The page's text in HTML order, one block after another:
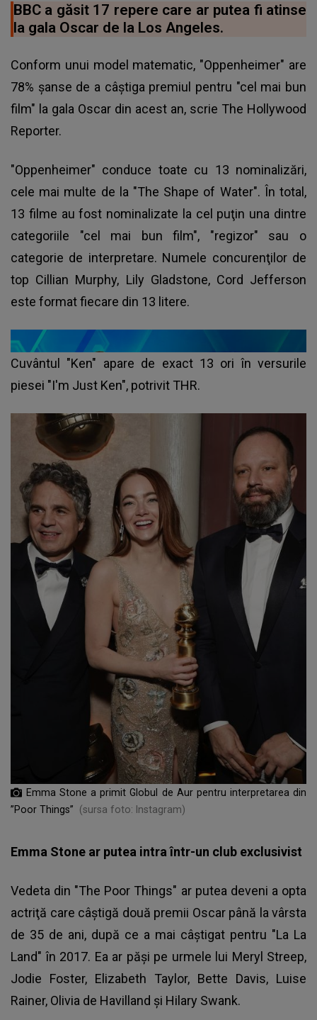
BBC a găsit 17 repere care ar putea fi atinse
la gala Oscar de la Los Angeles.
Conform unui model matematic, "Oppenheimer" are
78% şanse de a câştiga premiul pentru "cel mai bun
film" la gala Oscar din acest an, scrie The Hollywood
Reporter.
"Oppenheimer" conduce toate cu 13 nominalizări,
cele mai multe de la "The Shape of Water". În total,
13 filme au fost nominalizate la cel puţin una dintre
categoriile "cel mai bun film", "regizor" sau o
categorie de interpretare. Numele concurenţilor de
top Cillian Murphy, Lily Gladstone, Cord Jefferson
este format fiecare din 13 litere.
Cuvântul "Ken" apare de exact 13 ori în versurile
piesei "I'm Just Ken", potrivit THR.
Emma Stone a primit Globul de Aur pentru interpretarea din
”Poor Things”
(sursa foto: Instagram)
Emma Stone ar putea intra într-un club exclusivist
Vedeta din "The Poor Things" ar putea deveni a opta
actriţă care câştigă două premii Oscar până la vârsta
de 35 de ani, după ce a mai câştigat pentru "La La
Land" în 2017. Ea ar păşi pe urmele lui Meryl Streep,
Jodie Foster, Elizabeth Taylor, Bette Davis, Luise
Rainer, Olivia de Havilland şi Hilary Swank.